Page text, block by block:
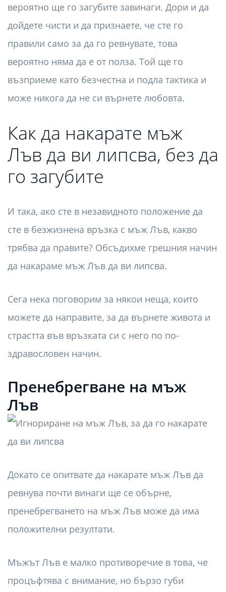
вероятно ще го загубите завинаги. Дори и да
дойдете чисти и да признаете, че сте го
правили само за да го ревнувате, това
вероятно няма да е от полза. Той ще го
възприеме като безчестна и подла тактика и
може никога да не си върнете любовта.
Как да накарате мъж
Лъв да ви липсва, без да
го загубите
И така, ако сте в незавидното положение да
сте в безжизнена връзка с мъж Лъв, какво
трябва да правите? Обсъдихме грешния начин
да накараме мъж Лъв да ви липсва.
Сега нека поговорим за някои неща, които
можете да направите, за да върнете живота и
страстта във връзката си с него по по-
здравословен начин.
Пренебрегване на мъж
Лъв
Докато се опитвате да накарате мъж Лъв да
ревнува почти винаги ще се обърне,
пренебрегването на мъж Лъв може да има
положителни резултати.
Мъжът Лъв е малко противоречие в това, че
процъфтява с внимание, но бързо губи